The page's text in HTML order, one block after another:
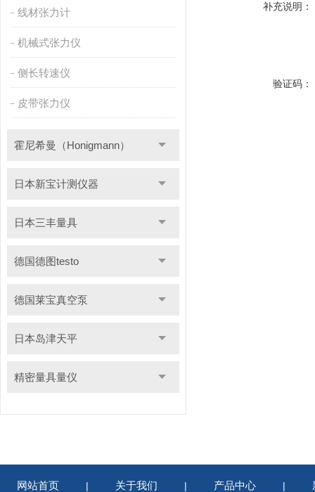
线材张力计
机械式张力仪
侧长转速仪
皮带张力仪
霍尼希曼（Honigmann）
日本新宝计测仪器
日本三丰量具
德国德图testo
德国莱宝真空泵
日本岛津天平
精密量具量仪
补充说明：
验证码：
网站首页 | 关于我们 | 产品中心 |